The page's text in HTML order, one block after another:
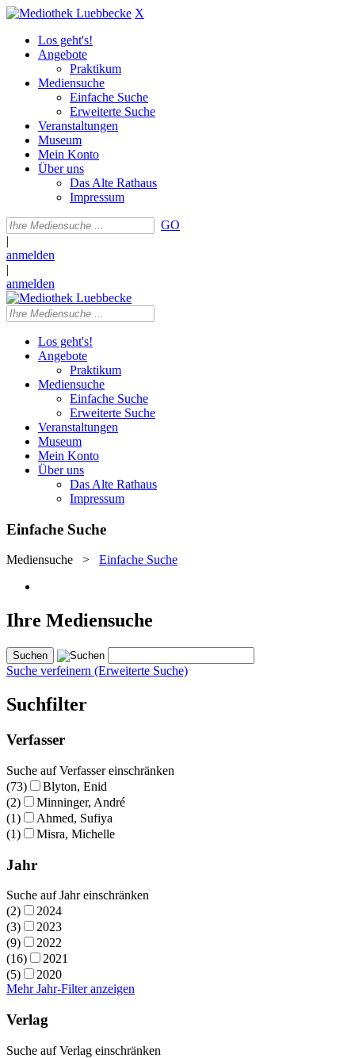
X
Los geht's!
Angebote
Praktikum
Mediensuche
Einfache Suche
Erweiterte Suche
Veranstaltungen
Museum
Mein Konto
Über uns
Das Alte Rathaus
Impressum
GO
|
anmelden
|
anmelden
Los geht's!
Angebote
Praktikum
Mediensuche
Einfache Suche
Erweiterte Suche
Veranstaltungen
Museum
Mein Konto
Über uns
Das Alte Rathaus
Impressum
Einfache Suche
Mediensuche > Einfache Suche
Ihre Mediensuche
Suche verfeinern (Erweiterte Suche)
Suchfilter
Verfasser
Suche auf Verfasser einschränken
(73)
Blyton, Enid
(2)
Minninger, André
(1)
Ahmed, Sufiya
(1)
Misra, Michelle
Jahr
Suche auf Jahr einschränken
(2)
2024
(3)
2023
(9)
2022
(16)
2021
(5)
2020
Mehr Jahr-Filter anzeigen
Verlag
Suche auf Verlag einschränken